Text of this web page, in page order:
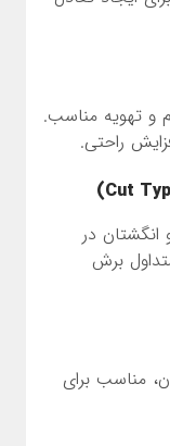
و تهویه مناسب.
راحتی.
در
برش
مناسب برای